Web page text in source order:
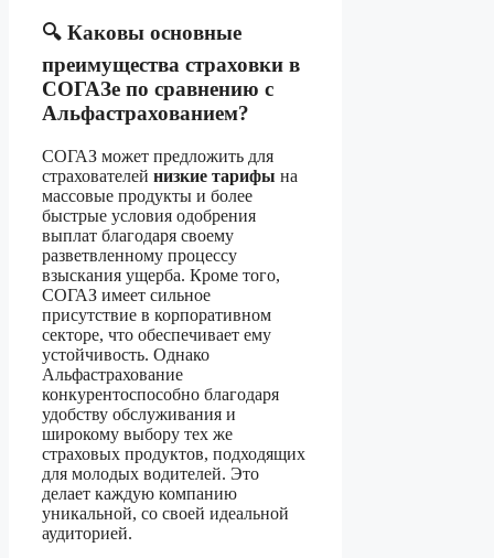
🔍 Каковы основные
преимущества страховки в
СОГАЗе по сравнению с
Альфастрахованием?
СОГАЗ может предложить для
страхователей низкие тарифы на
массовые продукты и более
быстрые условия одобрения
выплат благодаря своему
разветвленному процессу
взыскания ущерба. Кроме того,
СОГАЗ имеет сильное
присутствие в корпоративном
секторе, что обеспечивает ему
устойчивость. Однако
Альфастрахование
конкурентоспособно благодаря
удобству обслуживания и
широкому выбору тех же
страховых продуктов, подходящих
для молодых водителей. Это
делает каждую компанию
уникальной, со своей идеальной
аудиторией.